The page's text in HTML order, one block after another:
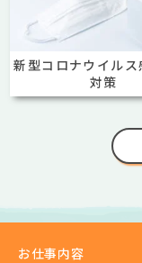
新型コロナウイルス
対策
お仕事内容